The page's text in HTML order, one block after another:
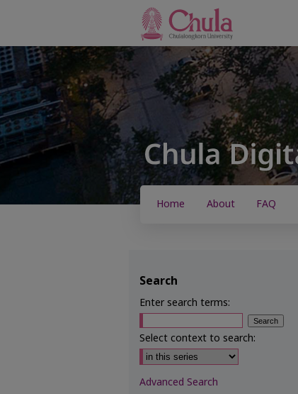
Home About FAQ
Search
Enter search terms:
Select context to search:
Advanced Search